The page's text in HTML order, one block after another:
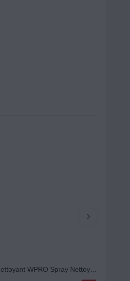
Spray nettoyant WPRO Spray Nettoyant réf FRI101